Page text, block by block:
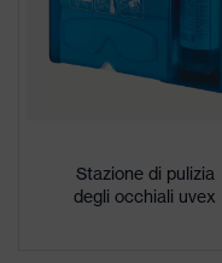
Denominazione
Stazione di pulizia
degli occhiali uvex